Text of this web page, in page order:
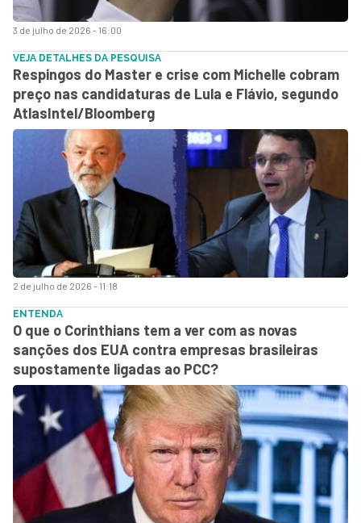
3 de julho de 2026 - 16:00
2 de julho de 2026 - 11:18
VEJA DETALHES DA PESQUISA
Respingos do Master e crise com Michelle cobram
preço nas candidaturas de Lula e Flávio, segundo
AtlasIntel/Bloomberg
ENTENDA
O que o Corinthians tem a ver com as novas
sanções dos EUA contra empresas brasileiras
supostamente ligadas ao PCC?